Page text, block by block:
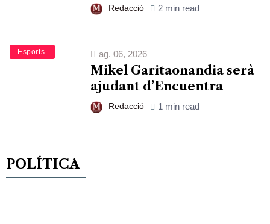
Redacció 2 min read
Bàsquet
Esports ag. 06, 2026
Mikel Garitaonandia serà
ajudant d’Encuentra
Redacció 1 min read
POLÍTICA